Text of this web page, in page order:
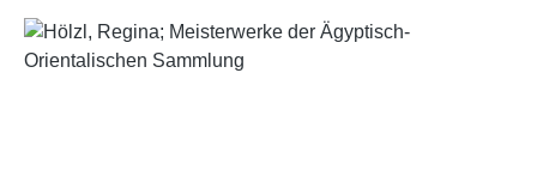
Bildergalerie überspringen